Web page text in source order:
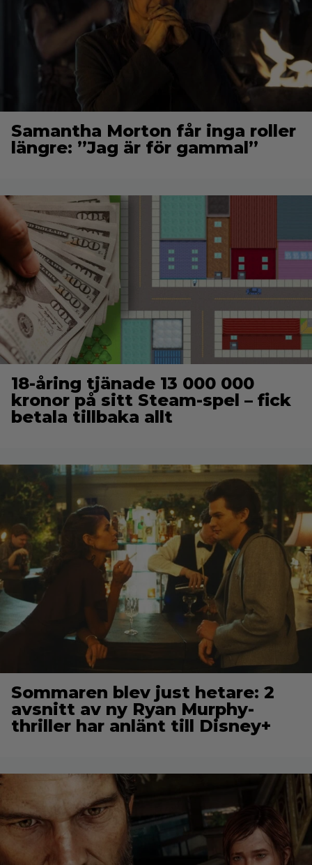
Samantha Morton får inga roller
längre: ”Jag är för gammal”
18-åring tjänade 13 000 000
kronor på sitt Steam-spel – fick
betala tillbaka allt
Sommaren blev just hetare: 2
avsnitt av ny Ryan Murphy-
thriller har anlänt till Disney+